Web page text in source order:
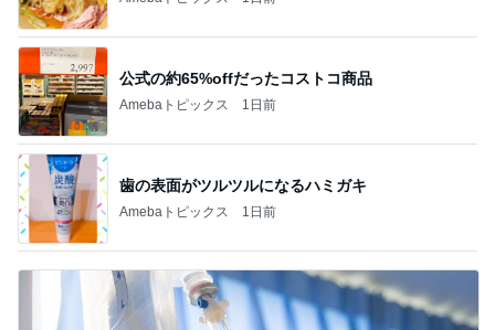
公式の約65%offだったコストコ商品
Amebaトピックス 1日前
歯の表面がツルツルになるハミガキ
Amebaトピックス 1日前